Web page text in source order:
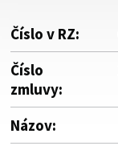
Číslo v RZ:
Číslo
zmluvy:
Názov: